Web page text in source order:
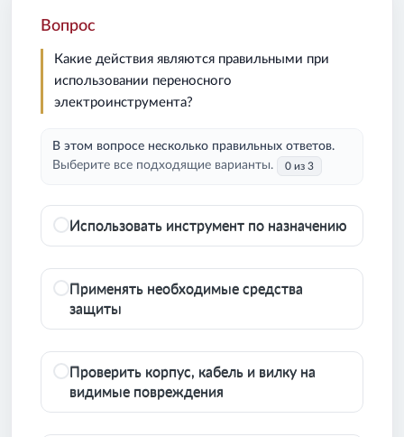
Вопрос
Какие действия являются правильными при
использовании переносного
электроинструмента?
В этом вопросе несколько правильных ответов.
Выберите все подходящие варианты.
0 из 3
Использовать инструмент по назначению
Применять необходимые средства
защиты
Проверить корпус, кабель и вилку на
видимые повреждения